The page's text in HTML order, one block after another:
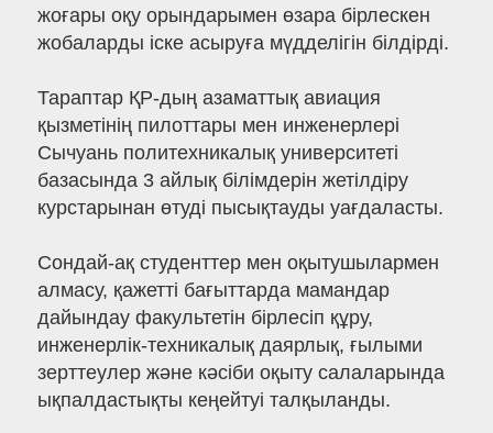
жоғары оқу орындарымен өзара бірлескен
жобаларды іске асыруға мүдделігін білдірді.
Тараптар ҚР-дың азаматтық авиация
қызметінің пилоттары мен инженерлері
Сычуань политехникалық университеті
базасында 3 айлық білімдерін жетілдіру
курстарынан өтуді пысықтауды уағдаласты.
Сондай-ақ студенттер мен оқытушылармен
алмасу, қажетті бағыттарда мамандар
дайындау факультетін бірлесіп құру,
инженерлік-техникалық даярлық, ғылыми
зерттеулер және кәсіби оқыту салаларында
ықпалдастықты кеңейтуі талқыланды.